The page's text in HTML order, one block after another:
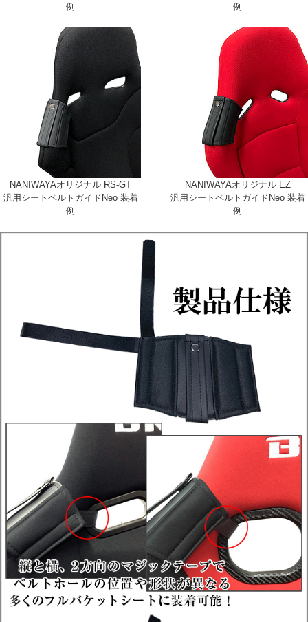
例
例
NANIWAYAオリジナル RS-GT
汎用シートベルトガイドNeo 装着
例
NANIWAYAオリジナル EZ
汎用シートベルトガイドNeo 装着
例